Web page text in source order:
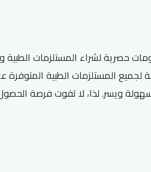
لشراء المستلزمات الطبية
بسهولة ويسر. لذا، لا تفوت فرصة